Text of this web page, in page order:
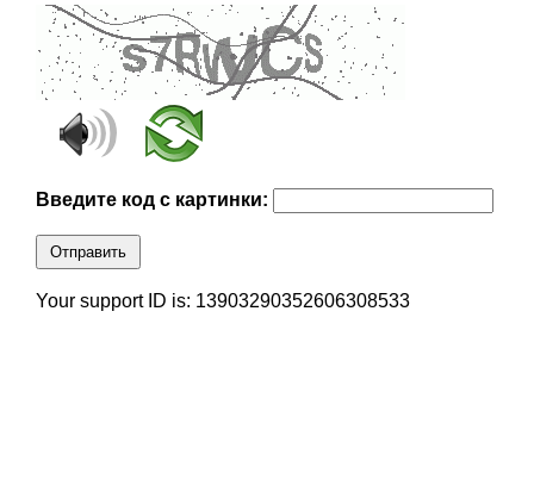
Введите код с картинки:
Отправить
Your support ID is: 13903290352606308533